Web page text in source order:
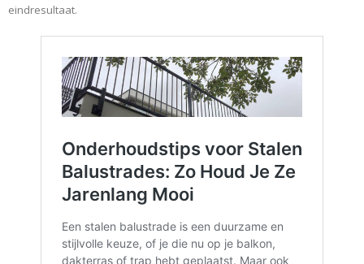
eindresultaat.